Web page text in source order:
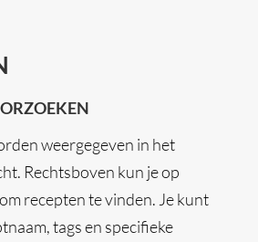
weergegeven in het
Rechtsboven kun je op
recepten te vinden. Je kunt
tags en specifieke